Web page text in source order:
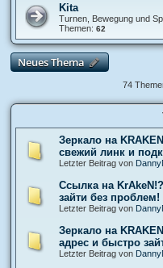
Kita
Turnen, Bewegung und
Themen: 62
Neues Thema
74
Зеркало на
свежий линк и
Letzter Beitrag von
Ссылка на
зайти без проблем!
Letzter Beitrag von
Зеркало на
адрес и быстро
Letzter Beitrag von